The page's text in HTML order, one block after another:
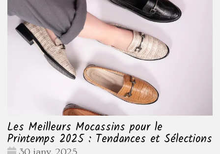
Les Meilleurs Mocassins pour le
Printemps 2025 : Tendances et Sélections
Date